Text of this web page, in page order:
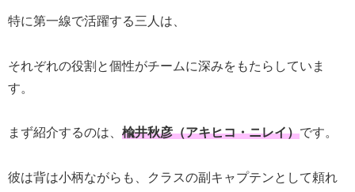
特に第一線で活躍する三人は、
それぞれの役割と個性がチームに深みをもたらしていま
す。
まず紹介するのは、 楡井秋彦（アキヒコ・ニレイ）です。
彼は背は小柄ながらも、クラスの副キャプテンとして頼れ